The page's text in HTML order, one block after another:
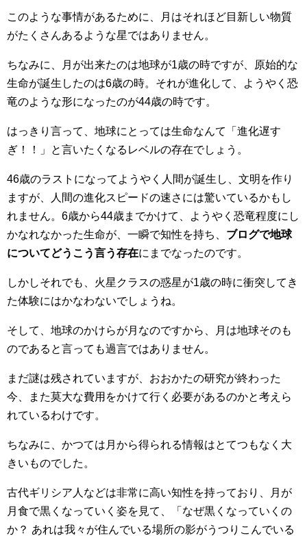
このような事情があるために、月はそれほど目新しい物質
がたくさんあるような星ではありません。
ちなみに、月が出来たのは地球が1歳の時ですが、原始的な
生命が誕生したのは6歳の時。それが進化して、ようやく恐
竜のような形になったのが44歳の時です。
はっきり言って、地球にとっては生命なんて「進化遅す
ぎ！！」と言いたくなるレベルの存在でしょう。
46歳のラストになってようやく人間が誕生し、文明を作り
ますが、人間の進化スピードの速さには驚いているかもし
れません。6歳から44歳までかけて、ようやく恐竜程度にし
かなれなかった生命が、一瞬で知性を持ち、 ブログで地球
についてどうこう言う存在にまでなったのです。
しかしそれでも、火星クラスの惑星が1歳の時に衝突してき
た体験にはかなわないでしょうね。
そして、地球のかけらが月なのですから、月は地球そのも
のであると言っても過言ではありません。
まだ謎は残されていますが、おおかたの研究が終わった
今、また莫大な費用をかけて行く必要があるのかと考えら
れているわけです。
ちなみに、かつては月から得られる情報はとてつもなく大
きいものでした。
古代ギリシア人などは非常に高い知性を持っており、月が
月食で黒くなっていく姿を見て、「なぜ黒くなっていくの
か？ あれは我々が住んでいる場所の影がうつりこんでいる